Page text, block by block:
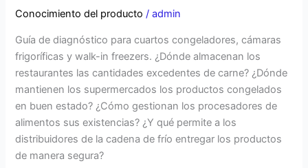
Conocimiento del producto /admin
Guía de diagnóstico para cuartos congeladores, cámaras
frigoríficas y walk-in freezers. ¿Dónde almacenan los
restaurantes las cantidades excedentes de carne? ¿Dónde
mantienen los supermercados los productos congelados
en buen estado? ¿Cómo gestionan los procesadores de
alimentos sus existencias? ¿Y qué permite a los
distribuidores de la cadena de frío entregar los productos
de manera segura?
Comunes
un
Cuarto
Congelador
Comercial
y
Cómo
Solucionarlos